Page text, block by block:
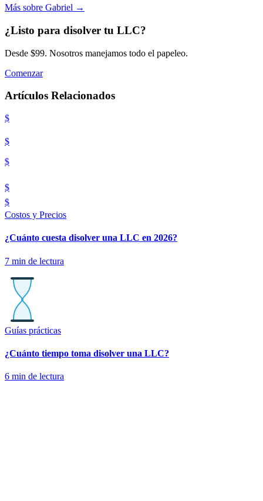
Más sobre Gabriel →
¿Listo para disolver tu LLC?
Desde $99. Nosotros manejamos todo el papeleo.
Comenzar
Artículos Relacionados
$
$
$
$
$
Costos y Precios
¿Cuánto cuesta disolver una LLC en 2026?
7 min de lectura
Guías prácticas
¿Cuánto tiempo toma disolver una LLC?
6 min de lectura